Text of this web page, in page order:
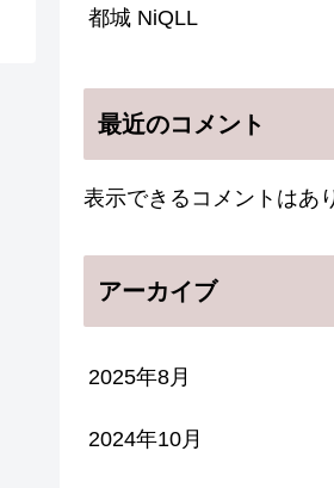
都城 NiQLL
最近のコメント
表示できるコメントはあ
アーカイブ
2025年8月
2024年10月